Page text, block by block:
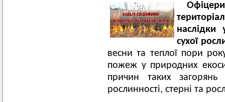
наслідки
сухої
весни та теплої пори
пожеж у природних
причин таких загорянь
рослинності, стерні та